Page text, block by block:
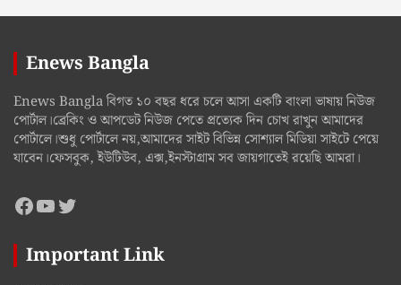
Enews Bangla
Enews Bangla বিগত ১০ বছর ধরে চলে আসা একটি বাংলা ভাষায় নিউজ
পোর্টাল।ব্রেকিং ও আপডেট নিউজ পেতে প্রত্যেক দিন চোখ রাখুন আমাদের
পোর্টালে।শুধু পোর্টালে নয়,আমাদের সাইট বিভিন্ন সোশ্যাল মিডিয়া সাইটে পেয়ে
যাবেন।ফেসবুক, ইউটিউব, এক্স,ইনস্টাগ্রাম সব জায়গাতেই রয়েছি আমরা।
Facebook
YouTube
Twitter
Important Link